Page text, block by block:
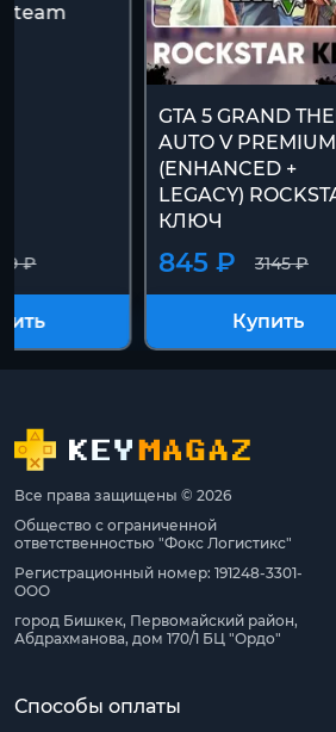
₽
GTA 5 GRAND
AUTO V PREMIUM
(ENHANCED +
LEGACY)
КЛЮЧ
3145 ₽
845 ₽
Купить
Все права защищены © 2026
Общество с ограниченной
ответственностью "Фокс Логистикс"
Регистрационный номер: 191248-3301-
ООО
город Бишкек, Первомайский район,
Абдрахманова, дом 170/1 БЦ "Ордо"
Способы оплаты